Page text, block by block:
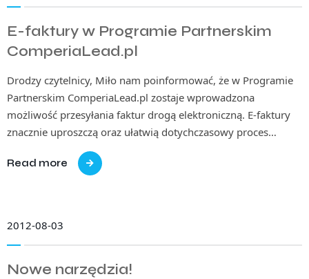
E-faktury w Programie Partnerskim
ComperiaLead.pl
Drodzy czytelnicy, Miło nam poinformować, że w Programie
Partnerskim ComperiaLead.pl zostaje wprowadzona
możliwość przesyłania faktur drogą elektroniczną. E-faktury
znacznie uproszczą oraz ułatwią dotychczasowy proces…
Read more
2012-08-03
Nowe narzędzia!